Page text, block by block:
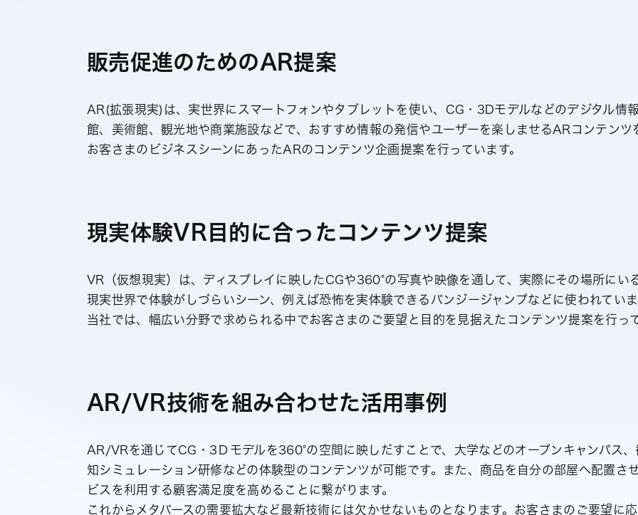
販売促進のためのAR提案
AR(拡張現実)は、実世界にスマートフォンやタブレットを使い、CG・3Dモデルなどのデジタル情
館、美術館、観光地や商業施設などで、おすすめ情報の発信やユーザーを楽しませるARコンテンツ
お客さまのビジネスシーンにあったARのコンテンツ企画提案を行っています。
現実体験VR目的に合ったコンテンツ提案
VR（仮想現実）は、ディスプレイに映したCGや360°の写真や映像を通して、実際にその場所にい
現実世界で体験がしづらいシーン、例えば恐怖を実体験できるバンジージャンプなどに使われていま
当社では、幅広い分野で求められる中でお客さまのご要望と目的を見据えたコンテンツ提案を行って
AR/VR技術を組み合わせた活用事例
AR/VRを通じてCG・3Ｄモデルを360°の空間に映しだすことで、大学などのオープンキャンパス
知シミュレーション研修などの体験型のコンテンツが可能です。また、商品を自分の部屋へ配置さ
ビスを利用する顧客満足度を高めることに繋がります。
これからメタバースの需要拡大など最新技術には欠かせないものとなります。お客さまのご要望に